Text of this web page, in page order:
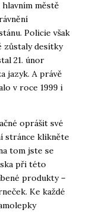
hlavním městě
Policie však
zůstaly desítky
21. únor
jazyk. A právě
v roce 1999 i
oprášit své
stránce klikněte
tom jste se
při této
produkty –
Ke každé